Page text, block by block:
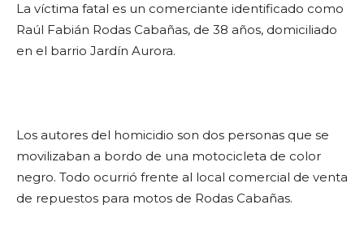
La víctima fatal es un comerciante identificado como
Raúl Fabián Rodas Cabañas, de 38 años, domiciliado
en el barrio Jardín Aurora.
Los autores del homicidio son dos personas que se
movilizaban a bordo de una motocicleta de color
negro. Todo ocurrió frente al local comercial de venta
de repuestos para motos de Rodas Cabañas.